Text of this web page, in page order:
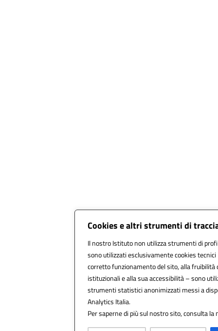
Cookies e altri strumenti di
Il nostro Istituto non utilizza strumenti di
sono utilizzati esclusivamente cookies
corretto funzionamento del sito, alla fruibilità
istituzionali e alla sua accessibilità – sono
strumenti statistici anonimizzati messi a
Analytics Italia.
Per saperne di più sul nostro sito, consulta la